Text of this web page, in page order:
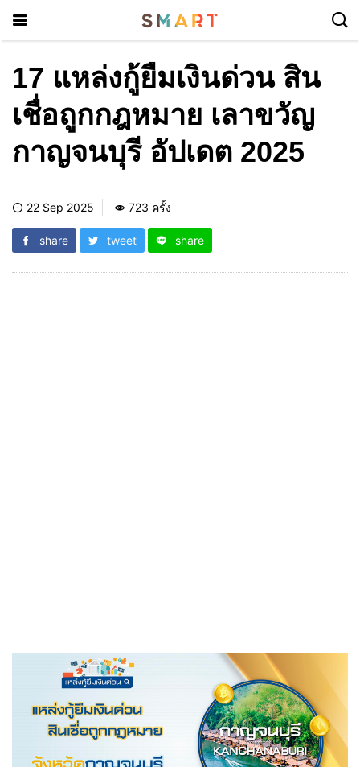
17 แหล่งกู้ยืมเงินด่วน สิน
เชื่อถูกกฎหมาย เลาขวัญ
กาญจนบุรี อัปเดต 2025
22 Sep 2025 723 ครั้ง
share tweet share